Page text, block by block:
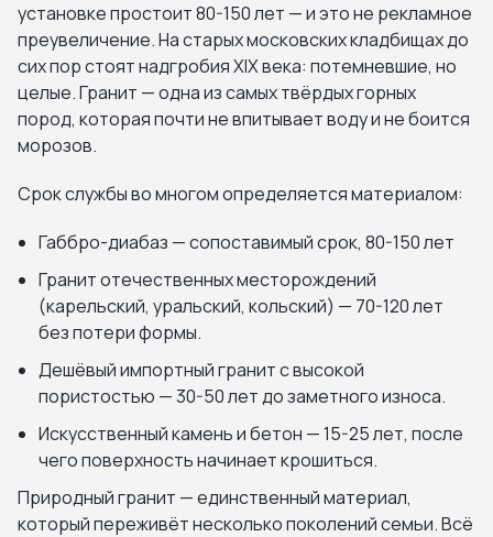
установке простоит 80-150 лет — и это не рекламное
преувеличение. На старых московских кладбищах до
сих пор стоят надгробия XIX века: потемневшие, но
целые. Гранит — одна из самых твёрдых горных
пород, которая почти не впитывает воду и не боится
морозов.
Срок службы во многом определяется материалом:
Габбро-диабаз — сопоставимый срок, 80-150 лет
Гранит отечественных месторождений
(карельский, уральский, кольский) — 70-120 лет
без потери формы.
Дешёвый импортный гранит с высокой
пористостью — 30-50 лет до заметного износа.
Искусственный камень и бетон — 15-25 лет, после
чего поверхность начинает крошиться.
Природный гранит — единственный материал,
который переживёт несколько поколений семьи. Всё